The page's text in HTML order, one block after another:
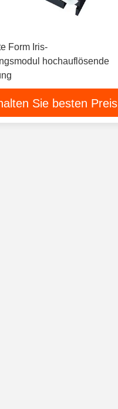
Form Iris-
hochauflösende
Sie besten Preis